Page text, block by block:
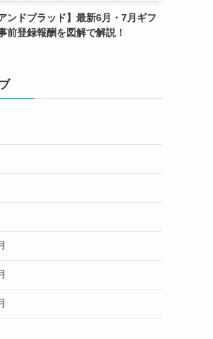
ンドブラッド】最新6月・7月ギフ
前登録報酬を図解で解説！